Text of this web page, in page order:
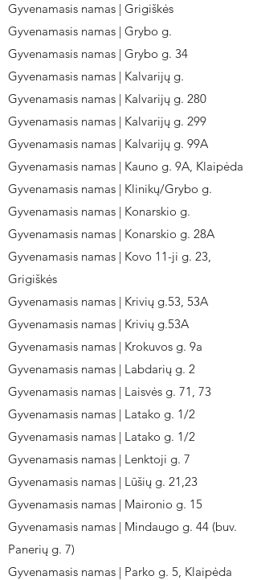
Gyvenamasis namas | Grigiškės
Gyvenamasis namas | Grybo g.
Gyvenamasis namas | Grybo g. 34
Gyvenamasis namas | Kalvarijų g.
Gyvenamasis namas | Kalvarijų g. 280
Gyvenamasis namas | Kalvarijų g. 299
Gyvenamasis namas | Kalvarijų g. 99A
Gyvenamasis namas | Kauno g. 9A, Klaipėda
Gyvenamasis namas | Klinikų/Grybo g.
Gyvenamasis namas | Konarskio g.
Gyvenamasis namas | Konarskio g. 28A
Gyvenamasis namas | Kovo 11-ji g. 23,
Grigiškės
Gyvenamasis namas | Krivių g.53, 53A
Gyvenamasis namas | Krivių g.53A
Gyvenamasis namas | Krokuvos g. 9a
Gyvenamasis namas | Labdarių g. 2
Gyvenamasis namas | Laisvės g. 71, 73
Gyvenamasis namas | Latako g. 1/2
Gyvenamasis namas | Latako g. 1/2
Gyvenamasis namas | Lenktoji g. 7
Gyvenamasis namas | Lūšių g. 21,23
Gyvenamasis namas | Maironio g. 15
Gyvenamasis namas | Mindaugo g. 44 (buv.
Panerių g. 7)
Gyvenamasis namas | Parko g. 5, Klaipėda